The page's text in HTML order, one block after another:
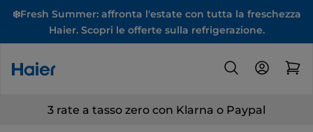
❄️Fresh Summer: affronta l'estate con tutta la freschezza
Haier. Scopri le offerte sulla refrigerazione.
3 rate a tasso zero con Klarna o Paypal